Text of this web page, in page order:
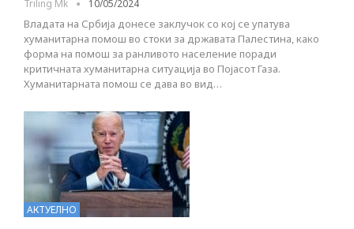
Triling Mk 10/05/2024
Владата на Србија донесе заклучок со кој се упатува
хуманитарна помош во стоки за државата Палестина, како
форма на помош за ранливото население поради
критичната хуманитарна ситуација во Појасот Газа.
Хуманитарната помош се дава во вид…
АКТУЕЛНО